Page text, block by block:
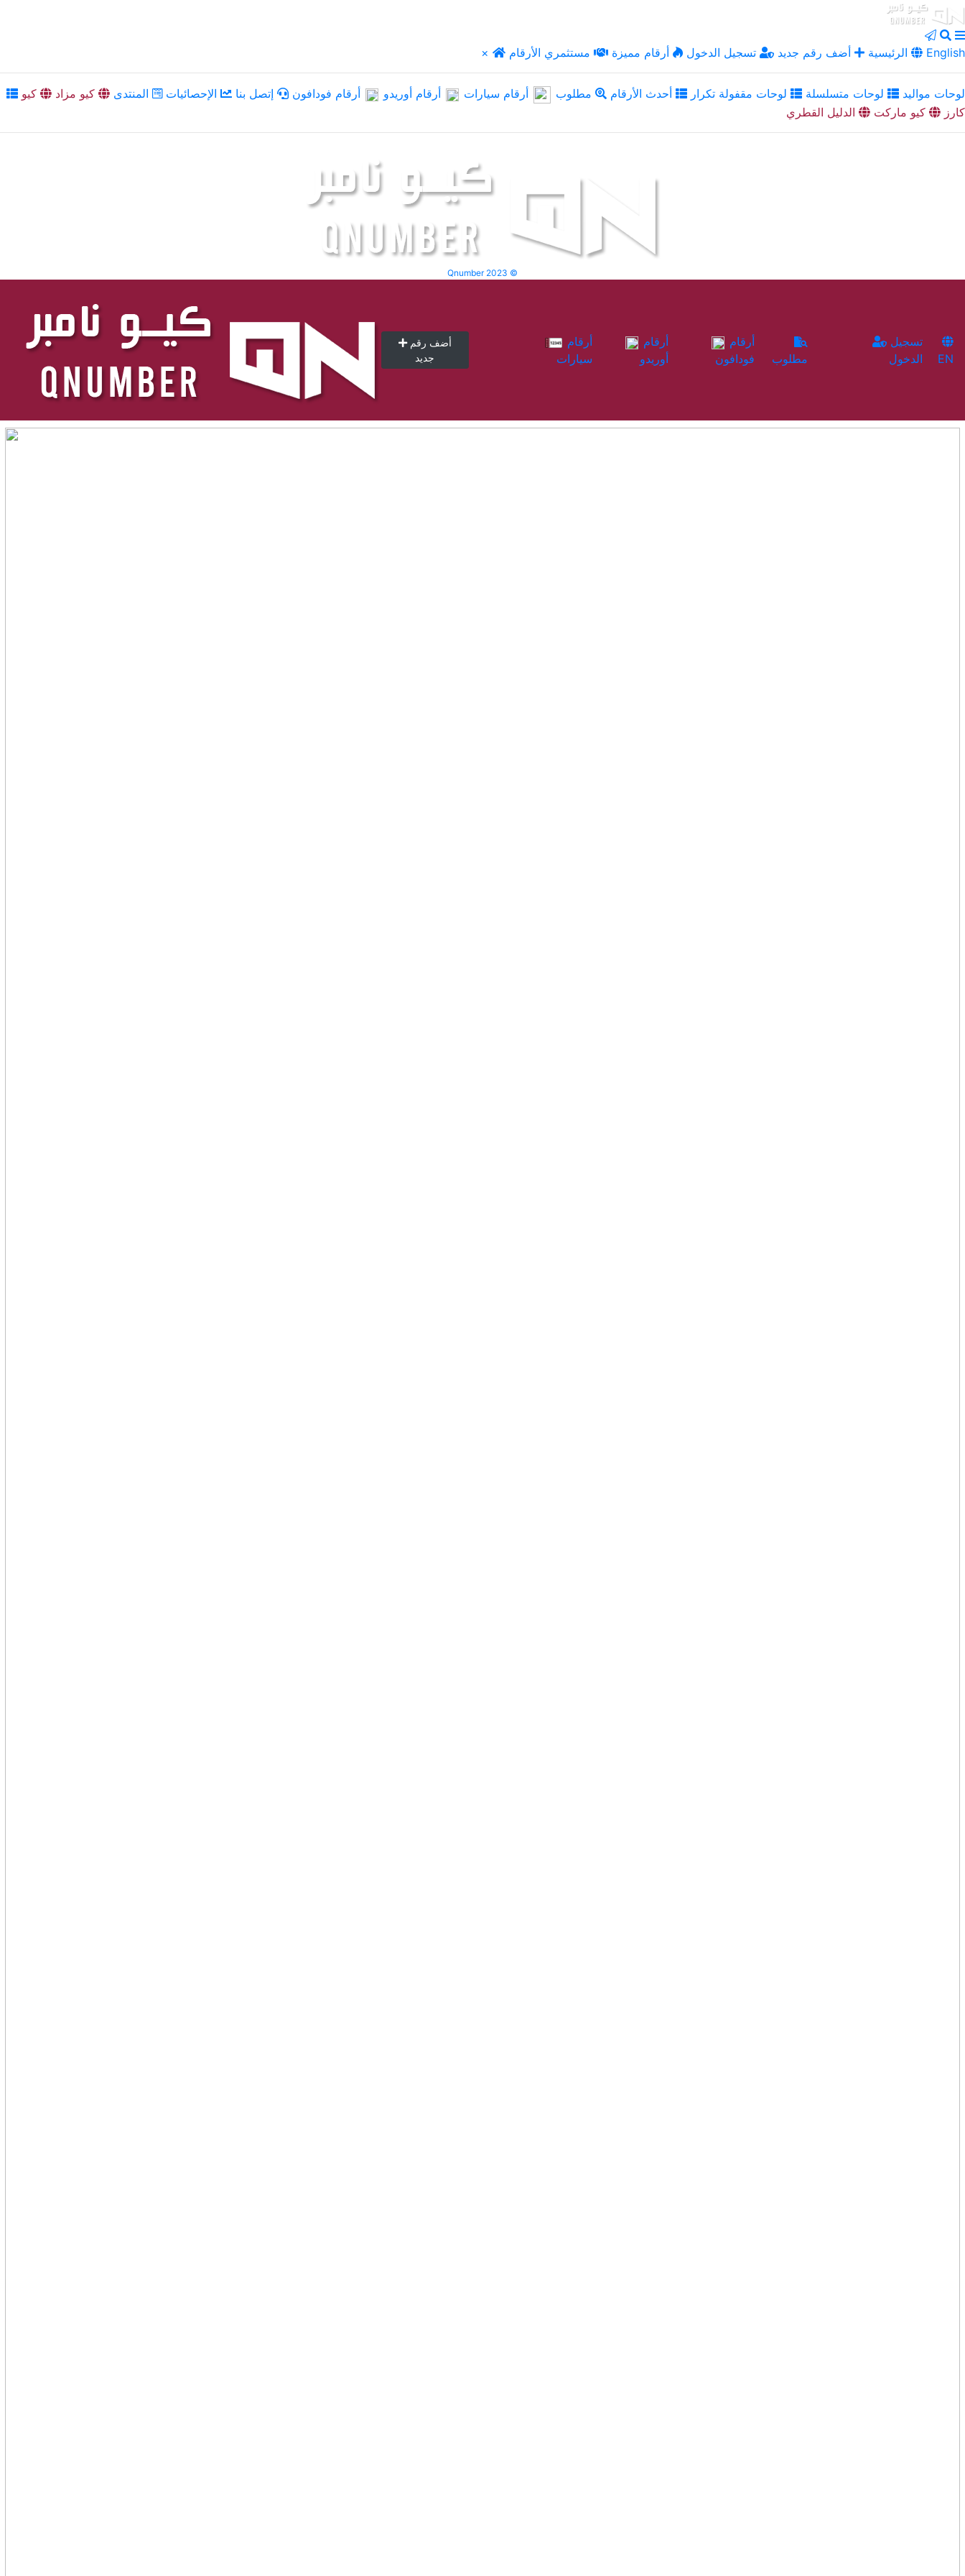
× الرئيسية أضف رقم جديد تسجيل الدخول أرقام مميزة مستثمري الأرقام English
لوحات مواليد لوحات متسلسلة لوحات مقفولة تكرار أحدث الأرقام مطلوب أرقام سيارات أرقام أوريدو أرقام فودافون إتصل بنا الإحصائيات المنتدى كيو مزاد
كيو
كارز
كيو ماركت الدليل القطري
Qnumber 2023 ©
أضف رقم
جديد
سيارات
أوريدو
فودافون
مطلوب
الدخول
EN